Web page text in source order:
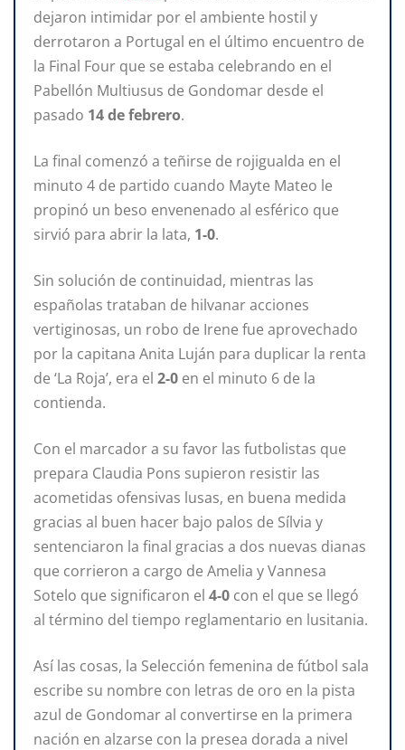
dejaron intimidar por el ambiente hostil y
derrotaron a Portugal en el último encuentro de
la Final Four que se estaba celebrando en el
Pabellón Multiusus de Gondomar desde el
pasado 14 de febrero.
La final comenzó a teñirse de rojigualda en el
minuto 4 de partido cuando Mayte Mateo le
propinó un beso envenenado al esférico que
sirvió para abrir la lata, 1-0.
Sin solución de continuidad, mientras las
españolas trataban de hilvanar acciones
vertiginosas, un robo de Irene fue aprovechado
por la capitana Anita Luján para duplicar la renta
de ‘La Roja’, era el 2-0 en el minuto 6 de la
contienda.
Con el marcador a su favor las futbolistas que
prepara Claudia Pons supieron resistir las
acometidas ofensivas lusas, en buena medida
gracias al buen hacer bajo palos de Sílvia y
sentenciaron la final gracias a dos nuevas dianas
que corrieron a cargo de Amelia y Vannesa
Sotelo que significaron el 4-0 con el que se llegó
al término del tiempo reglamentario en lusitania.
Así las cosas, la Selección femenina de fútbol sala
escribe su nombre con letras de oro en la pista
azul de Gondomar al convertirse en la primera
nación en alzarse con la presea dorada a nivel